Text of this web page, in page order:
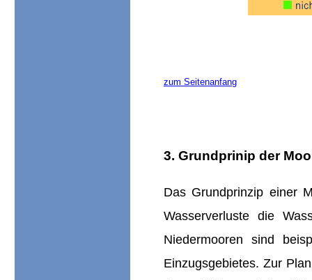
zum Seitenanfang
3. Grundprinip der
Das Grundprinzip einer
Wasserverluste die
Niedermooren sind
Einzugsgebietes. Zur